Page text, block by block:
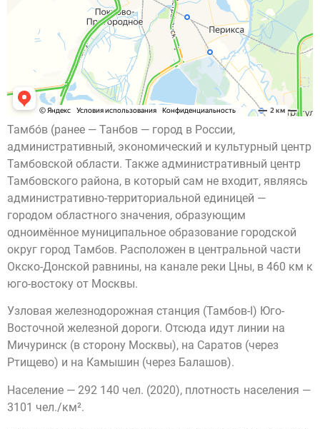
Тамбо́в (ранее — Танбов — город в России,
административный, экономический и культурный центр
Тамбовской области. Также административный центр
Тамбовского района, в который сам не входит, являясь
административно-территориальной единицей —
городом областного значения, образующим
одноимённое муниципальное образование городской
округ город Тамбов. Расположен в центральной части
Окско-Донской равнины, на канале реки Цны, в 460 км к
юго-востоку от Москвы.
Узловая железнодорожная станция (Тамбов-I) Юго-
Восточной железной дороги. Отсюда идут линии на
Мичуринск (в сторону Москвы), на Саратов (через
Ртищево) и на Камышин (через Балашов).
Население — 292 140 чел. (2020), плотность населения —
3101 чел./км².